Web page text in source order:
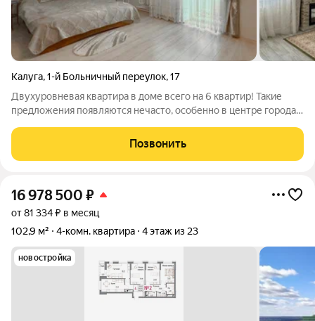
Калуга,1-й Больничный переулок,17
Двухуровневая квартира в доме всего на 6 квартир! Такие
предложения появляются нечасто, особенно в центре города.
отопление (экономия на коммунальных) закрытая территория
свои парковочные места
Позвонить
16 978 500 ₽
от 81 334 ₽ в месяц
102,9 м²
4-комн. квартира 4 этаж из 23
новостройка